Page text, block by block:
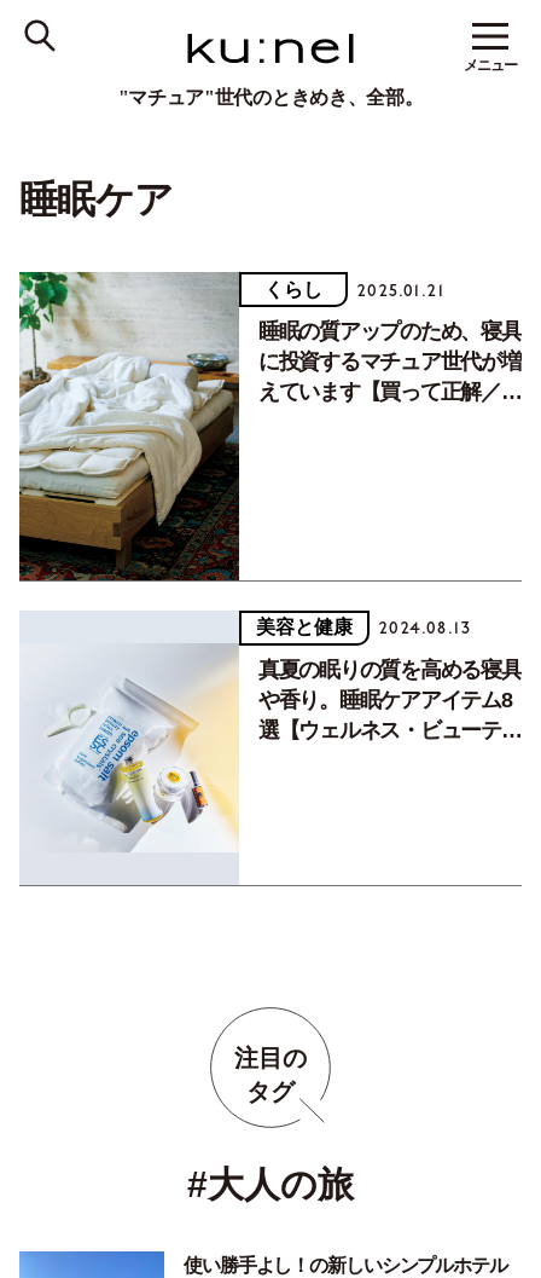
"マチュア"世代のときめき、全部。
メニュー
睡眠ケア
くらし 2025.01.21
睡眠の質アップのため、寝具
に投資するマチュア世代が増
えています【買って正解／睡
美容と健康 2024.08.13
真夏の眠りの質を高める寝具
や香り。睡眠ケアアイテム8
選【ウェルネス・ビューティ
注目の
タグ
#大人の旅
使い勝手よし！の新しいシンプルホテル